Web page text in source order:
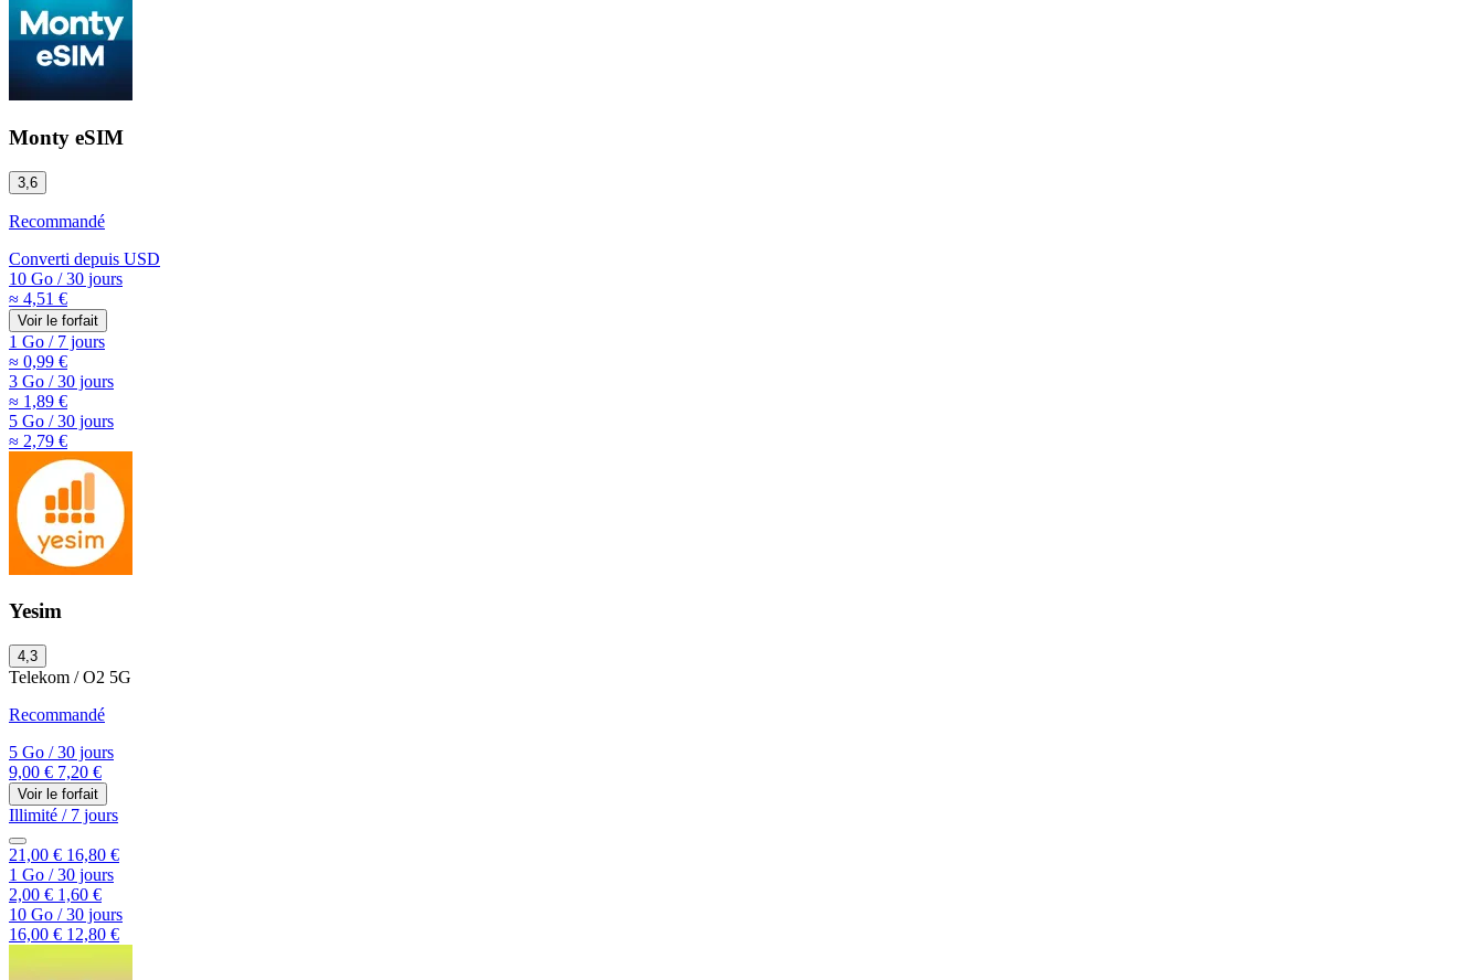
Monty eSIM
3,6
Recommandé
Converti depuis USD
10 Go /30 jours
≈ 4,51 €
Voir le forfait
1 Go /7 jours
≈ 0,99 €
3 Go /30 jours
≈ 1,89 €
5 Go /30 jours
≈ 2,79 €
Yesim
4,3
Telekom / O2 5G
Recommandé
5 Go /30 jours
9,00 € 7,20 €
Voir le forfait
Illimité /7 jours
21,00 € 16,80 €
1 Go /30 jours
2,00 € 1,60 €
10 Go /30 jours
16,00 € 12,80 €